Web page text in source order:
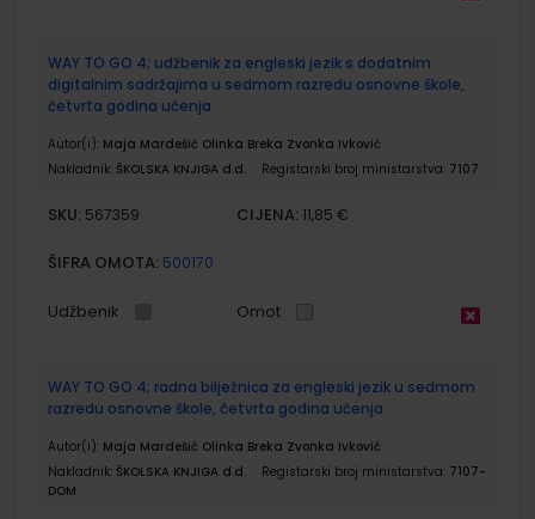
WAY TO GO 4; udžbenik za engleski jezik s dodatnim
digitalnim sadržajima u sedmom razredu osnovne škole,
četvrta godina učenja
Autor(i): Maja Mardešić Olinka Breka Zvonka Ivković
Nakladnik: ŠKOLSKA KNJIGA d.d. Registarski broj ministarstva: 7107
SKU: 567359 CIJENA: 11,85 €
ŠIFRA OMOTA: 500170
Udžbenik Omot
WAY TO GO 4; radna bilježnica za engleski jezik u sedmom
razredu osnovne škole, četvrta godina učenja
Autor(i): Maja Mardešić Olinka Breka Zvonka Ivković
Nakladnik: ŠKOLSKA KNJIGA d.d. Registarski broj ministarstva: 7107-
DOM